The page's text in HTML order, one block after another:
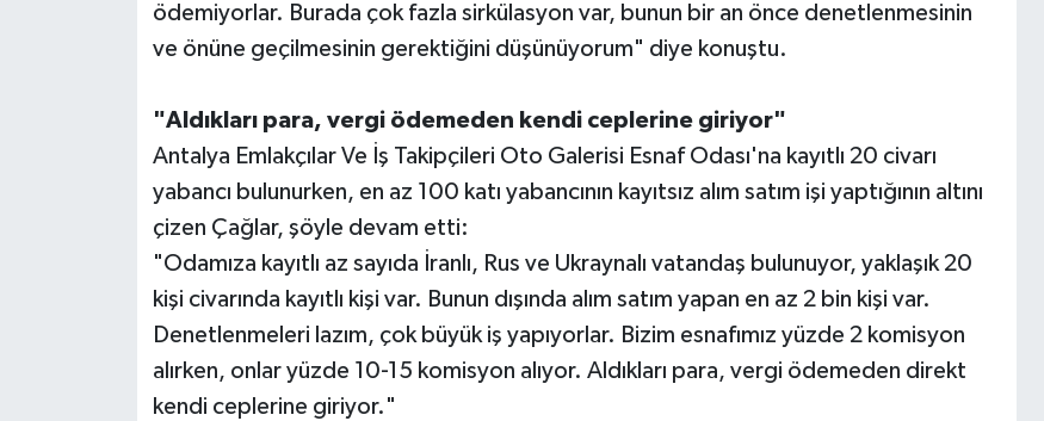
ödemiyorlar. Burada çok fazla sirkülasyon var, bunun bir an önce denetlenmesinin
ve önüne geçilmesinin gerektiğini düşünüyorum" diye konuştu.
"Aldıkları para, vergi ödemeden kendi ceplerine giriyor"
Antalya Emlakçılar Ve İş Takipçileri Oto Galerisi Esnaf Odası'na kayıtlı 20 civarı
yabancı bulunurken, en az 100 katı yabancının kayıtsız alım satım işi yaptığının altını
çizen Çağlar, şöyle devam etti:
"Odamıza kayıtlı az sayıda İranlı, Rus ve Ukraynalı vatandaş bulunuyor, yaklaşık 20
kişi civarında kayıtlı kişi var. Bunun dışında alım satım yapan en az 2 bin kişi var.
Denetlenmeleri lazım, çok büyük iş yapıyorlar. Bizim esnafımız yüzde 2 komisyon
alırken, onlar yüzde 10-15 komisyon alıyor. Aldıkları para, vergi ödemeden direkt
kendi ceplerine giriyor."